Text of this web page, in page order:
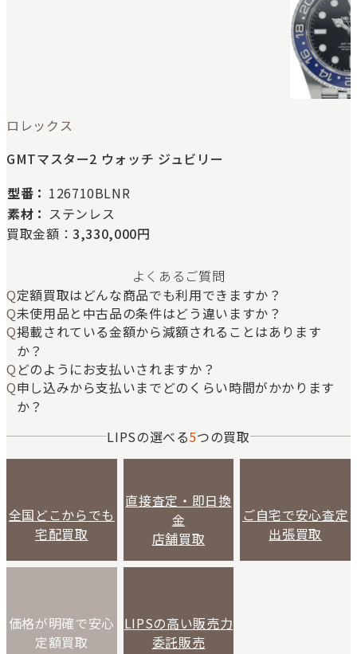
ロレックス
GMTマスター2 ウォッチ ジュビリー
型番： 126710BLNR
素材： ステンレス
買取金額：3,330,000円
よくあるご質問
定額買取はどんな商品でも利用できますか？
未使用品と中古品の条件はどう違いますか？
掲載されている金額から減額されることはあります
か？
どのようにお支払いされますか？
申し込みから支払いまでどのくらい時間がかかります
か？
LIPSの選べる5つの買取
全国どこからでも
宅配買取
直接査定・即日換
金
店舗買取
ご自宅で安心査定
出張買取
価格が明確で安心
定額買取
LIPSの高い販売力
委託販売